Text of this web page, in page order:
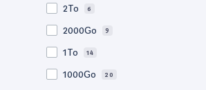
2To 6
2000Go 9
1To 14
1000Go 20